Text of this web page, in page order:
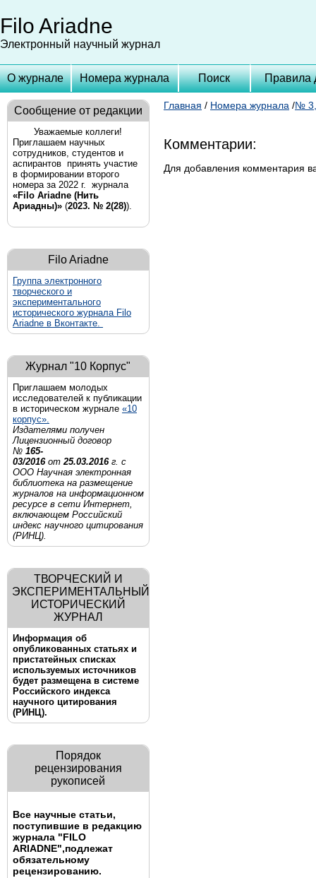
Filo Ariadne
Электронный научный журнал
О журнале Номера журнала Поиск Правила
Сообщение от редакции
Уважаемые коллеги!
Приглашаем научных
сотрудников, студентов и
аспирантов принять участие
в формировании второго
номера за 2022 г. журнала
«Filo Ariadne (Нить
Ариадны)» (2023. № 2(28)).
Filo Ariadne
Группа электронного
творческого и
экспериментального
исторического журнала Filo
Ariadne в Вконтакте.
Журнал "10 Корпус"
Приглашаем молодых
исследователей к публикации
в историческом журнале «10
корпус».
Издателями получен
Лицензионный договор
№ 165-
03/2016от25.03.2016г. с
ООО Научная электронная
библиотека на размещение
журналов на информационном
ресурсе в сети Интернет,
включающем Российский
индекс научного цитирования
(РИНЦ).
ТВОРЧЕСКИЙ И
ЭКСПЕРИМЕНТАЛЬНЫЙ
ИСТОРИЧЕСКИЙ
ЖУРНАЛ
Информация об
опубликованных статьях и
пристатейных списках
используемых источников
будет размещена в системе
Российского индекса
научного цитирования
(РИНЦ).
Порядок
рецензирования
рукописей
Все научные статьи,
поступившие в редакцию
журнала "FILO
ARIADNE",подлежат
обязательному
рецензированию.
Главная / Номера журнала /№
Комментарии:
Для добавления комментария